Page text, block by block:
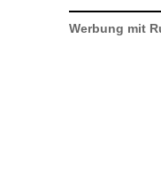
Werbung mit